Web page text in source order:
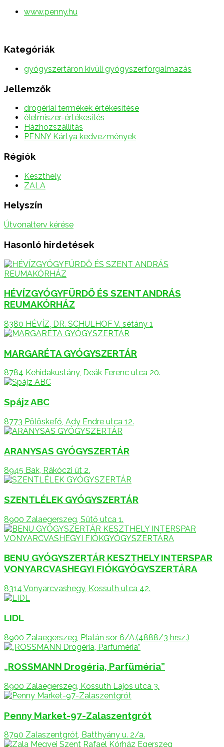
www.penny.hu
Kategóriák
gyógyszertáron kívüli gyógyszerforgalmazás
Jellemzők
drogériai termékek értékesítése
élelmiszer-értékesítés
Házhozszállítás
PENNY Kártya kedvezmények
Régiók
Keszthely
ZALA
Helyszín
Útvonalterv kérése
Hasonló hirdetések
HÉVÍZGYÓGYFÜRDŐ ÉS SZENT ANDRÁS
REUMAKÓRHÁZ
8380 HÉVÍZ, DR. SCHULHOF V. sétány 1
MARGARÉTA GYÓGYSZERTÁR
8784 Kehidakustány, Deák Ferenc utca 20.
Spájz ABC
8773 Pölöskefő, Ady Endre utca 12.
ARANYSAS GYÓGYSZERTÁR
8945 Bak, Rákóczi út 2.
SZENTLÉLEK GYÓGYSZERTÁR
8900 Zalaegerszeg, Sütő utca 1.
BENU GYÓGYSZERTÁR KESZTHELY INTERSPAR
VONYARCVASHEGYI FIÓKGYÓGYSZERTÁRA
8314 Vonyarcvashegy, Kossuth utca 42.
LIDL
8900 Zalaegerszeg, Platán sor 6/A.(4888/3 hrsz.)
„ROSSMANN Drogéria, Parfüméria”
8900 Zalaegerszeg, Kossuth Lajos utca 3.
Penny Market-97-Zalaszentgrót
8790 Zalaszentgrót, Batthyány u. 2/a.